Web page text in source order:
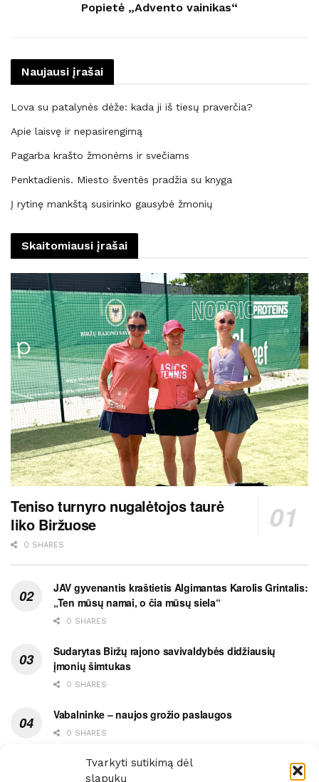
Tvarkyti sutikimą dėl
slapukų
Popietė „Advento vainikas“
Naujausi įrašai
Lova su patalynės dėže: kada ji iš tiesų praverčia?
Apie laisvę ir nepasirengimą
Pagarba krašto žmonėms ir svečiams
Penktadienis. Miesto šventės pradžia su knyga
Į rytinę mankštą susirinko gausybė žmonių
Skaitomiausi įrašai
Teniso turnyro nugalėtojos taurė
liko Biržuose
0 SHARES
JAV gyvenantis kraštietis Algimantas Karolis Grintalis:
„Ten mūsų namai, o čia mūsų siela“
0 SHARES
Sudarytas Biržų rajono savivaldybės didžiausių
įmonių šimtukas
0 SHARES
Vabalninke – naujos grožio paslaugos
0 SHARES
Vytauto gatvės grimasos, arba užsitęsusi Biržų gėda